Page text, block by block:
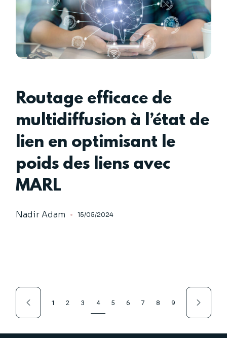
Routage efficace de
multidiffusion à l’état de
lien en optimisant le
poids des liens avec
MARL
Nadir Adam 15/05/2024
1 2 3 4 5 6 7 8 9